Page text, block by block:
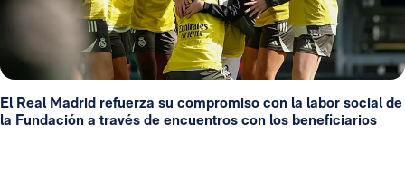
El Real Madrid refuerza su compromiso con la labor social de
la Fundación a través de encuentros con los beneficiarios